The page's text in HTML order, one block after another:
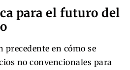
para el futuro del
precedente en cómo se
no convencionales para